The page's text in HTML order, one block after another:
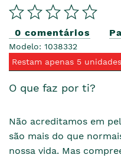
0 comentários
Modelo: 1038332
Restam apenas 5
O que faz por ti?
Não acreditamos em
são mais do que
nossa vida. Mas